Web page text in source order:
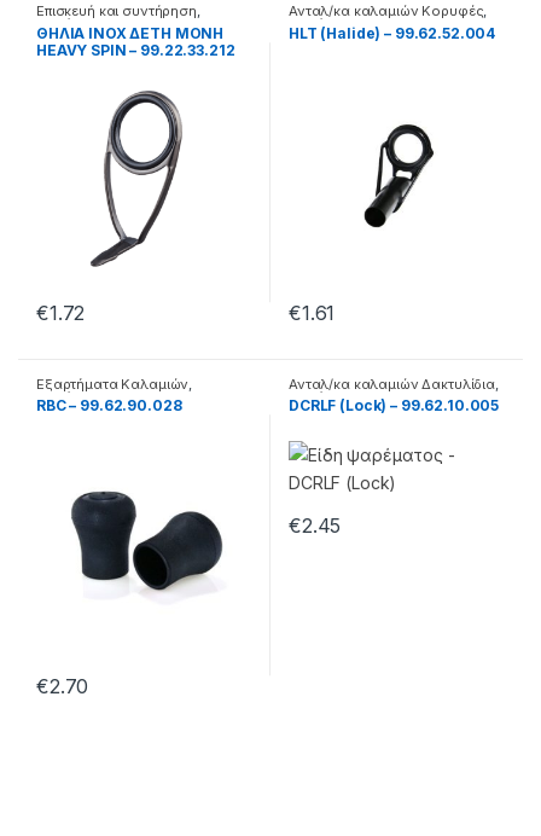
Επισκευή και συντήρηση
Καλάμια
ΘΗΛΙΑ INOX ΔΕΤΗ ΜΟΝΗ
HEAVY SPIN – 99.22.33.212
€1.72
Ανταλ/κα καλαμιών Κορυφές
Καλάμια
HLT (Halide) – 99.62.52.004
€1.61
Εξαρτήματα Καλαμιών
Καλάμια
RBC – 99.62.90.028
€2.70
Ανταλ/κα καλαμιών Δακτυλίδια
Καλάμια
DCRLF (Lock) – 99.62.10.005
€2.45